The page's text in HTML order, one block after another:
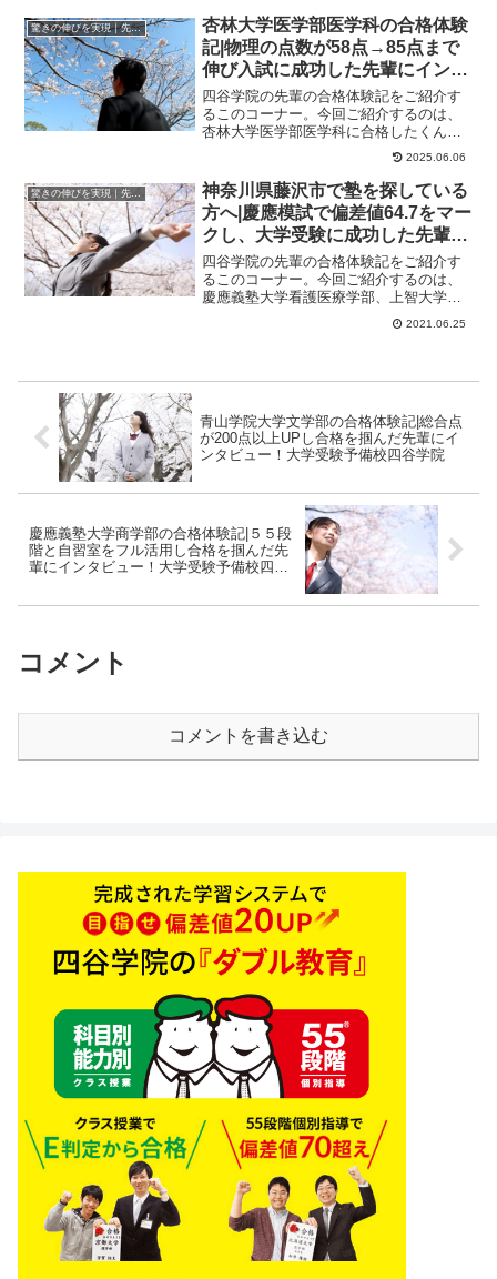
驚きの伸びを実現｜先輩列伝
杏林大学医学部医学科の合格体験
記|物理の点数が58点→85点まで
伸び入試に成功した先輩にインタ
ビュー！大学受験予備校四谷学院
四谷学院の先輩の合格体験記をご紹介す
るこのコーナー。今回ご紹介するのは、
杏林大学医学部医学科に合格したくんの
ストーリーです。くんが合格した大学杏
2025.06.06
驚きの伸びを実現｜先輩列伝
神奈川県藤沢市で塾を探している
方へ|慶應模試で偏差値64.7をマー
クし、大学受験に成功した先輩に
インタビュー！大学受験予備校四
谷学院
四谷学院の先輩の合格体験記をご紹介す
るこのコーナー。今回ご紹介するのは、
慶應義塾大学看護医療学部、上智大学総
合人間科学部看護学科、中央大学総合政
2021.06.25
青山学院大学文学部の合格体験記|総合点
が200点以上UPし合格を掴んだ先輩にイ
ンタビュー！大学受験予備校四谷学院
慶應義塾大学商学部の合格体験記|５５段
階と自習室をフル活用し合格を掴んだ先
輩にインタビュー！大学受験予備校四谷
コメント
コメントを書き込む